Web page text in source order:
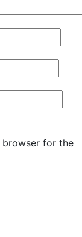
browser for the